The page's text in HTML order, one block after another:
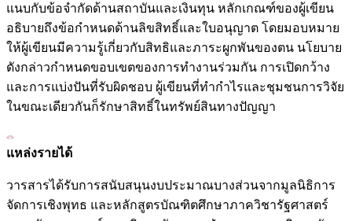
แนบกับข้อจำกัดด้านสถาบันและเงินทุน หลักเกณฑ์ของผู้เขียน
อธิบายถึงข้อกำหนดด้านลิขสิทธิ์และใบอนุญาต โดยมอบหมาย
ให้ผู้เขียนมีความรู้เกี่ยวกับสิทธิและภาระผูกพันของตน นโยบาย
ดังกล่าวกำหนดขอบเขตของการทำงานร่วมกัน การเปิดกว้าง
และการแบ่งปันที่รับผิดชอบ ผู้เขียนที่ทำกำไรและชุมชนการวิจัย
ในขณะเดียวกันก็รักษาสิทธิ์ในทรัพย์สินทางปัญญา
แหล่งรายได้
วารสารได้รับการสนับสนุนงบประมาณบางส่วนจากมูลนิธิการ
จัดการเชิงพุทธ และหลักสูตรบัณฑิตศึกษาภาควิชารัฐศาสตร์